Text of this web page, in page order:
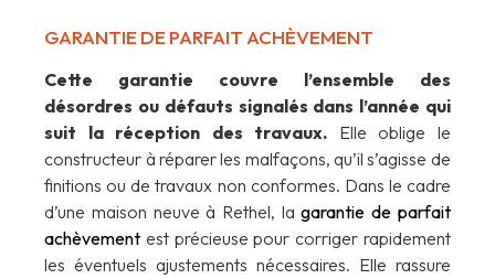
GARANTIE DE PARFAIT ACHÈVEMENT
Cette garantie couvre l’ensemble des
désordres ou défauts signalés dans l’année qui
suit la réception des travaux. Elle oblige le
constructeur à réparer les malfaçons, qu’il s’agisse de
finitions ou de travaux non conformes. Dans le cadre
d’une maison neuve à Rethel, lagarantie de parfait
achèvement est précieuse pour corriger rapidement
les éventuels ajustements nécessaires. Elle rassure